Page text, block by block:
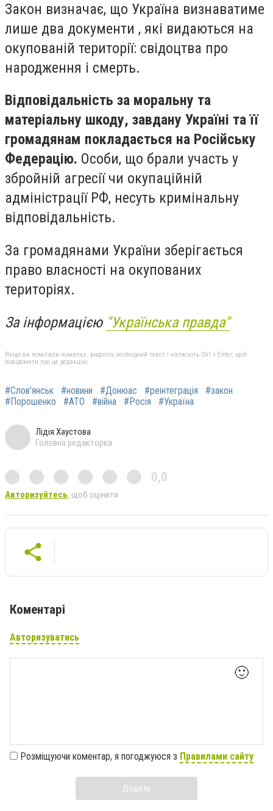
Закон визначає, що Україна визнаватиме
лише два документи , які видаються на
окупованій території: свідоцтва про
народження і смерть.
Відповідальність за моральну та
матеріальну шкоду, завдану Україні та її
громадянам покладається на Російську
Федерацію. Особи, що брали участь у
збройній агресії чи окупаційній
адміністрації РФ, несуть кримінальну
відповідальність.
За громадянами України зберігається
право власності на окупованих
територіях.
За інформацією "Українська правда"
Якщо ви помітили помилку, виділіть необхідний текст і натисніть Ctrl + Enter, щоб
повідомити про це редакцію
#Слов'янськ #новини #Донюас #реінтеграція
#закон
#Порошенко
#АТО #війна #Росія #Україна
Лідія Хаустова
Головна редакторка
0,0
Авторизуйтесь, щоб оцінити
Коментарі
Авторизуватись
🙂
Розміщуючи коментар, я погоджуюся з Правилами сайту
Додати